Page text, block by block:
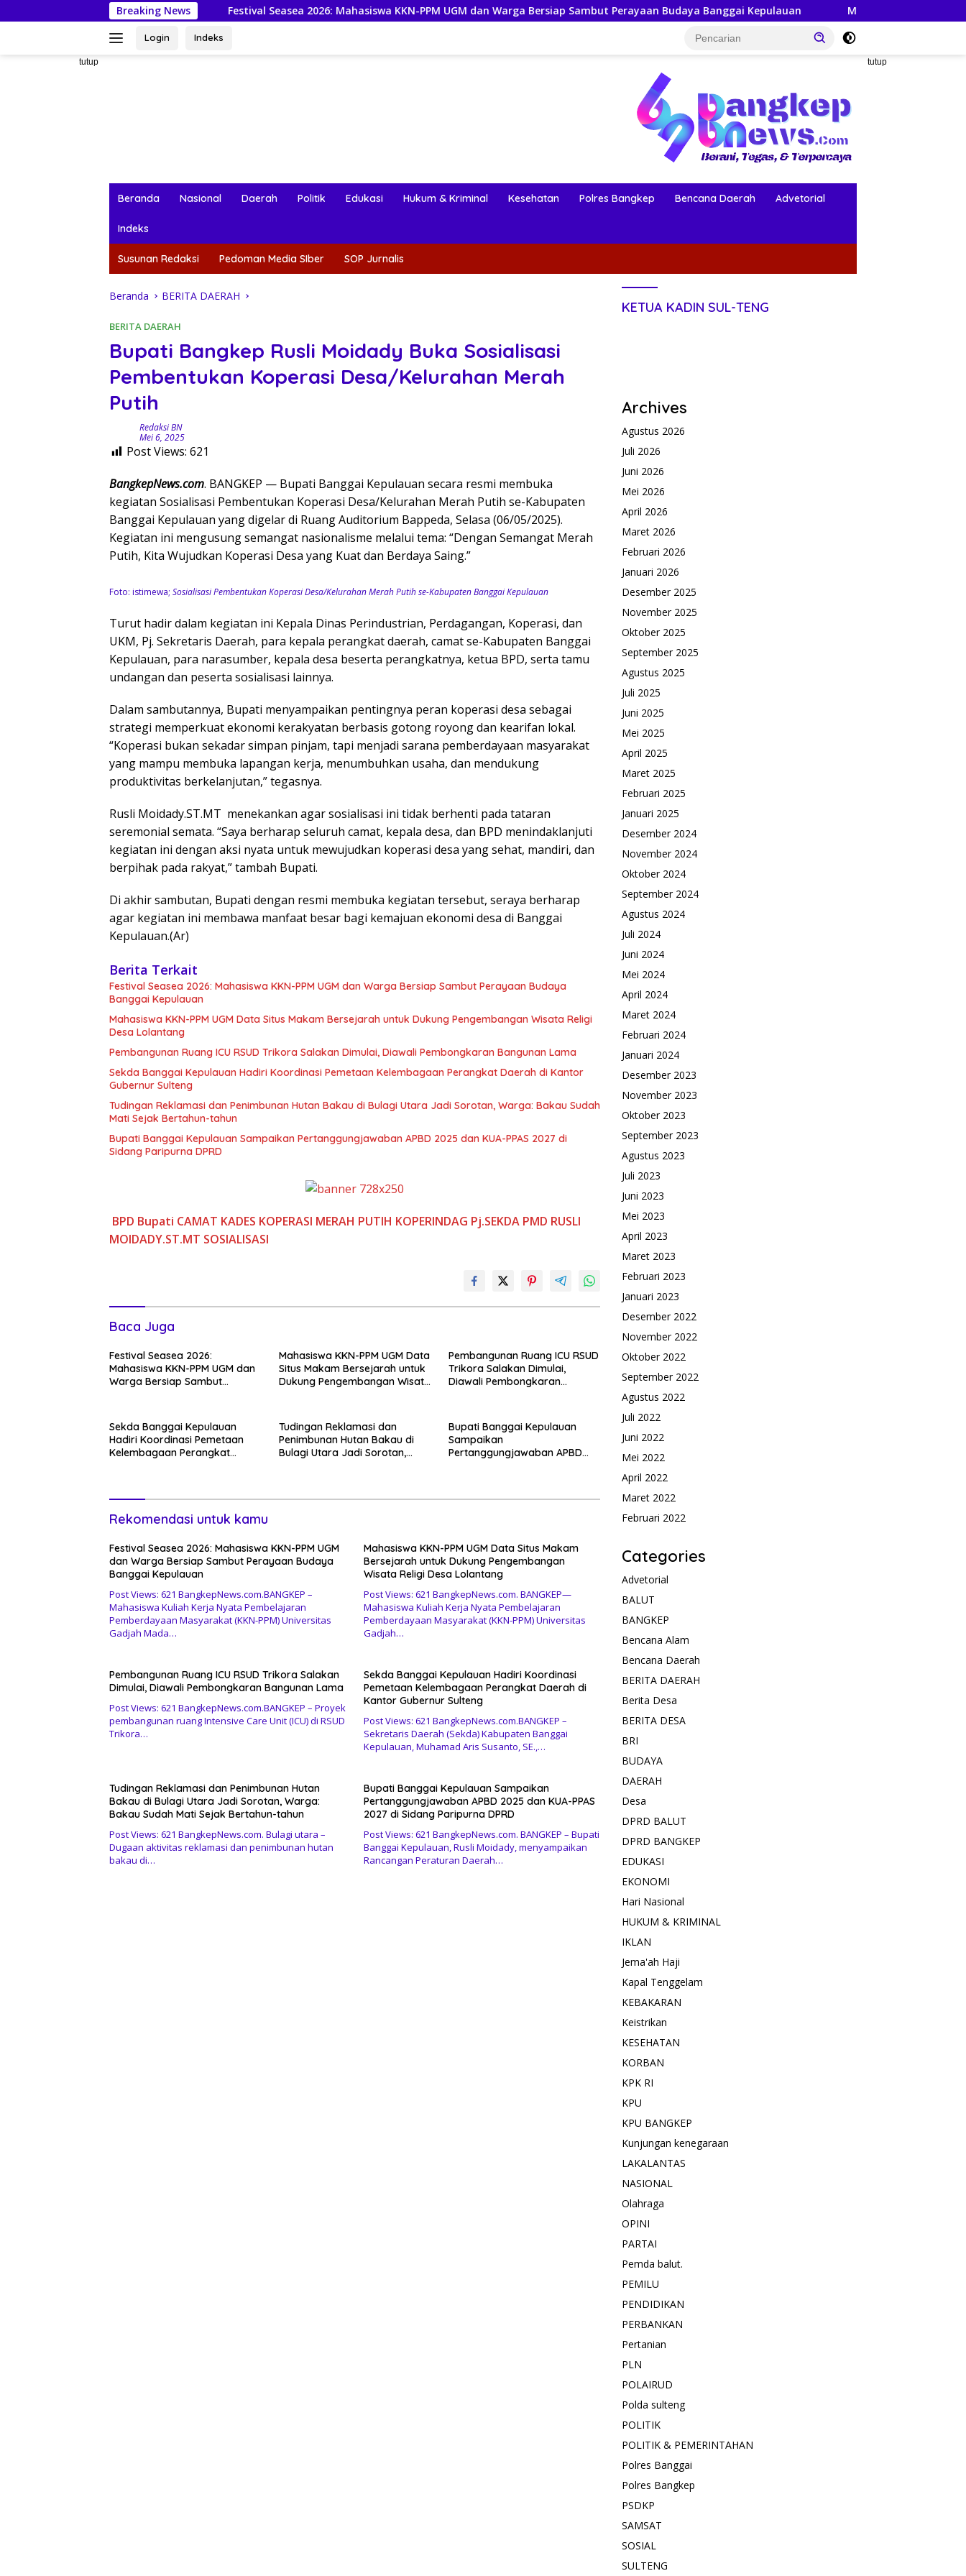
ke
Breaking News
Festival Seasea 2026: Mahasiswa KKN-PPM UGM dan Warga Bersiap Sambut Perayaan Budaya Banggai Kepulauan Mahasiswa KKN-PPM UGM Data Situs
Login Indeks
tutup tutup
Beranda Nasional Daerah Politik Edukasi Hukum & Kriminal Kesehatan Polres Bangkep Bencana Daerah Advetorial
Indeks
Susunan Redaksi Pedoman Media SIber SOP Jurnalis
Beranda BERITA DAERAH
BERITA DAERAH
Bupati Bangkep Rusli Moidady Buka Sosialisasi
Pembentukan Koperasi Desa/Kelurahan Merah
Putih
Redaksi BN
Mei 6, 2025
Post Views: 621
BangkepNews.com. BANGKEP — Bupati Banggai Kepulauan secara resmi membuka
kegiatan Sosialisasi Pembentukan Koperasi Desa/Kelurahan Merah Putih se-Kabupaten
Banggai Kepulauan yang digelar di Ruang Auditorium Bappeda, Selasa (06/05/2025).
Kegiatan ini mengusung semangat nasionalisme melalui tema: “Dengan Semangat Merah
Putih, Kita Wujudkan Koperasi Desa yang Kuat dan Berdaya Saing.”
Foto: istimewa; Sosialisasi Pembentukan Koperasi Desa/Kelurahan Merah Putih se-Kabupaten Banggai Kepulauan
Turut hadir dalam kegiatan ini Kepala Dinas Perindustrian, Perdagangan, Koperasi, dan
UKM, Pj. Sekretaris Daerah, para kepala perangkat daerah, camat se-Kabupaten Banggai
Kepulauan, para narasumber, kepala desa beserta perangkatnya, ketua BPD, serta tamu
undangan dan peserta sosialisasi lainnya.
Dalam sambutannya, Bupati menyampaikan pentingnya peran koperasi desa sebagai
strategi memperkuat ekonomi kerakyatan berbasis gotong royong dan kearifan lokal.
“Koperasi bukan sekadar simpan pinjam, tapi menjadi sarana pemberdayaan masyarakat
yang mampu membuka lapangan kerja, menumbuhkan usaha, dan mendukung
produktivitas berkelanjutan,” tegasnya.
Rusli Moidady.ST.MT menekankan agar sosialisasi ini tidak berhenti pada tataran
seremonial semata. “Saya berharap seluruh camat, kepala desa, dan BPD menindaklanjuti
kegiatan ini dengan aksi nyata untuk mewujudkan koperasi desa yang sehat, mandiri, dan
berpihak pada rakyat,” tambah Bupati.
Di akhir sambutan, Bupati dengan resmi membuka kegiatan tersebut, seraya berharap
agar kegiatan ini membawa manfaat besar bagi kemajuan ekonomi desa di Banggai
Kepulauan.(Ar)
Berita Terkait
Festival Seasea 2026: Mahasiswa KKN-PPM UGM dan Warga Bersiap Sambut Perayaan Budaya
Banggai Kepulauan
Mahasiswa KKN-PPM UGM Data Situs Makam Bersejarah untuk Dukung Pengembangan Wisata Religi
Desa Lolantang
Pembangunan Ruang ICU RSUD Trikora Salakan Dimulai, Diawali Pembongkaran Bangunan Lama
Sekda Banggai Kepulauan Hadiri Koordinasi Pemetaan Kelembagaan Perangkat Daerah di Kantor
Gubernur Sulteng
Tudingan Reklamasi dan Penimbunan Hutan Bakau di Bulagi Utara Jadi Sorotan, Warga: Bakau Sudah
Mati Sejak Bertahun-tahun
Bupati Banggai Kepulauan Sampaikan Pertanggungjawaban APBD 2025 dan KUA-PPAS 2027 di
Sidang Paripurna DPRD
BPD Bupati CAMAT KADES KOPERASI MERAH PUTIH KOPERINDAG Pj.SEKDA PMD RUSLI
MOIDADY.ST.MT SOSIALISASI
Baca Juga
Festival Seasea 2026:
Mahasiswa KKN-PPM UGM dan
Warga Bersiap Sambut
Mahasiswa KKN-PPM UGM Data
Situs Makam Bersejarah untuk
Dukung Pengembangan Wisata
Pembangunan Ruang ICU RSUD
Trikora Salakan Dimulai,
Diawali Pembongkaran
Sekda Banggai Kepulauan
Hadiri Koordinasi Pemetaan
Kelembagaan Perangkat
Tudingan Reklamasi dan
Penimbunan Hutan Bakau di
Bulagi Utara Jadi Sorotan,
Bupati Banggai Kepulauan
Sampaikan
Pertanggungjawaban APBD
Rekomendasi untuk kamu
Festival Seasea 2026: Mahasiswa KKN-PPM UGM
dan Warga Bersiap Sambut Perayaan Budaya
Banggai Kepulauan
Post Views: 621 BangkepNews.com.BANGKEP –
Mahasiswa Kuliah Kerja Nyata Pembelajaran
Pemberdayaan Masyarakat (KKN-PPM) Universitas
Gadjah Mada…
Mahasiswa KKN-PPM UGM Data Situs Makam
Bersejarah untuk Dukung Pengembangan
Wisata Religi Desa Lolantang
Post Views: 621 BangkepNews.com. BANGKEP—
Mahasiswa Kuliah Kerja Nyata Pembelajaran
Pemberdayaan Masyarakat (KKN-PPM) Universitas
Gadjah…
Pembangunan Ruang ICU RSUD Trikora Salakan
Dimulai, Diawali Pembongkaran Bangunan Lama
Post Views: 621 BangkepNews.com.BANGKEP – Proyek
pembangunan ruang Intensive Care Unit (ICU) di RSUD
Trikora…
Sekda Banggai Kepulauan Hadiri Koordinasi
Pemetaan Kelembagaan Perangkat Daerah di
Kantor Gubernur Sulteng
Post Views: 621 BangkepNews.com.BANGKEP –
Sekretaris Daerah (Sekda) Kabupaten Banggai
Kepulauan, Muhamad Aris Susanto, SE.,…
Tudingan Reklamasi dan Penimbunan Hutan
Bakau di Bulagi Utara Jadi Sorotan, Warga:
Bakau Sudah Mati Sejak Bertahun-tahun
Post Views: 621 BangkepNews.com. Bulagi utara –
Dugaan aktivitas reklamasi dan penimbunan hutan
bakau di…
Bupati Banggai Kepulauan Sampaikan
Pertanggungjawaban APBD 2025 dan KUA-PPAS
2027 di Sidang Paripurna DPRD
Post Views: 621 BangkepNews.com. BANGKEP – Bupati
Banggai Kepulauan, Rusli Moidady, menyampaikan
Rancangan Peraturan Daerah…
KETUA KADIN SUL-TENG
Archives
Agustus 2026
Juli 2026
Juni 2026
Mei 2026
April 2026
Maret 2026
Februari 2026
Januari 2026
Desember 2025
November 2025
Oktober 2025
September 2025
Agustus 2025
Juli 2025
Juni 2025
Mei 2025
April 2025
Maret 2025
Februari 2025
Januari 2025
Desember 2024
November 2024
Oktober 2024
September 2024
Agustus 2024
Juli 2024
Juni 2024
Mei 2024
April 2024
Maret 2024
Februari 2024
Januari 2024
Desember 2023
November 2023
Oktober 2023
September 2023
Agustus 2023
Juli 2023
Juni 2023
Mei 2023
April 2023
Maret 2023
Februari 2023
Januari 2023
Desember 2022
November 2022
Oktober 2022
September 2022
Agustus 2022
Juli 2022
Juni 2022
Mei 2022
April 2022
Maret 2022
Februari 2022
Categories
Advetorial
BALUT
BANGKEP
Bencana Alam
Bencana Daerah
BERITA DAERAH
Berita Desa
BERITA DESA
BRI
BUDAYA
DAERAH
Desa
DPRD BALUT
DPRD BANGKEP
EDUKASI
EKONOMI
Hari Nasional
HUKUM & KRIMINAL
IKLAN
Jema'ah Haji
Kapal Tenggelam
KEBAKARAN
Keistrikan
KESEHATAN
KORBAN
KPK RI
KPU
KPU BANGKEP
Kunjungan kenegaraan
LAKALANTAS
NASIONAL
Olahraga
OPINI
PARTAI
Pemda balut.
PEMILU
PENDIDIKAN
PERBANKAN
Pertanian
PLN
POLAIRUD
Polda sulteng
POLITIK
POLITIK & PEMERINTAHAN
Polres Banggai
Polres Bangkep
PSDKP
SAMSAT
SOSIAL
SULTENG